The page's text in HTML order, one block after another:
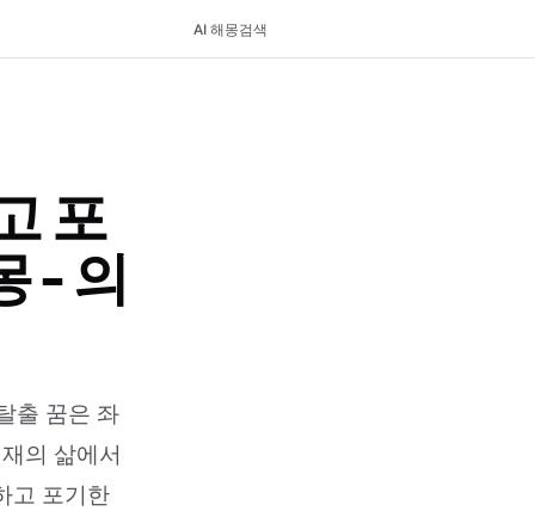
AI 해몽검색
포
- 의
출 꿈은 좌
의 삶에서
고 포기한